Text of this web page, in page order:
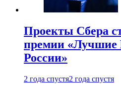
Проекты Сбера
премии «Лучшие
России»
2 года спустя2 года спустя